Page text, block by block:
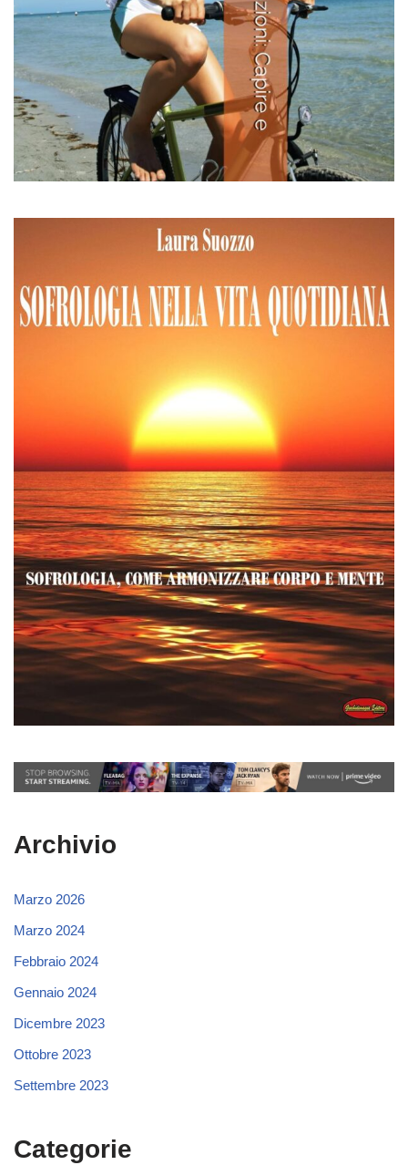
Archivio
Marzo 2026
Marzo 2024
Febbraio 2024
Gennaio 2024
Dicembre 2023
Ottobre 2023
Settembre 2023
Categorie